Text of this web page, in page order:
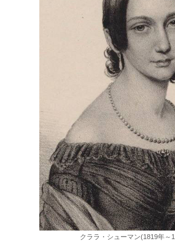
クララ・シューマン(1819年～